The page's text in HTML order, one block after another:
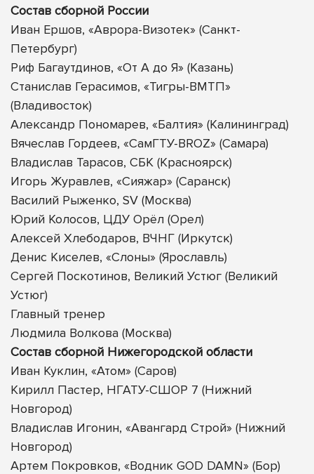
Состав сборной России
Иван Ершов, «Аврора-Визотек» (Санкт-
Петербург)
Риф Багаутдинов, «От А до Я» (Казань)
Станислав Герасимов, «Тигры-ВМТП»
(Владивосток)
Александр Пономарев, «Балтия» (Калининград)
Вячеслав Гордеев, «СамГТУ-BROZ» (Самара)
Владислав Тарасов, СБК (Красноярск)
Игорь Журавлев, «Сияжар» (Саранск)
Василий Рыженко, SV (Москва)
Юрий Колосов, ЦДУ Орёл (Орел)
Алексей Хлебодаров, ВЧНГ (Иркутск)
Денис Киселев, «Слоны» (Ярославль)
Сергей Поскотинов, Великий Устюг (Великий
Устюг)
Главный тренер
Людмила Волкова (Москва)
Состав сборной Нижегородской области
Иван Куклин, «Атом» (Саров)
Кирилл Пастер, НГАТУ-СШОР 7 (Нижний
Новгород)
Владислав Игонин, «Авангард Строй» (Нижний
Новгород)
Артем Покровков, «Водник GOD DAMN» (Бор)